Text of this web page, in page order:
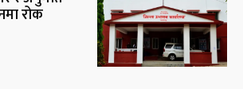
रोक